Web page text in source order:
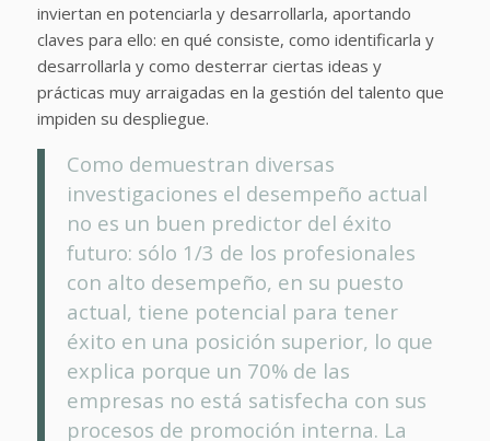
inviertan en potenciarla y desarrollarla, aportando
claves para ello: en qué consiste, como identificarla y
desarrollarla y como desterrar ciertas ideas y
prácticas muy arraigadas en la gestión del talento que
impiden su despliegue.
Como demuestran diversas
investigaciones el desempeño actual
no es un buen predictor del éxito
futuro: sólo 1/3 de los profesionales
con alto desempeño, en su puesto
actual, tiene potencial para tener
éxito en una posición superior, lo que
explica porque un 70% de las
empresas no está satisfecha con sus
procesos de promoción interna. La